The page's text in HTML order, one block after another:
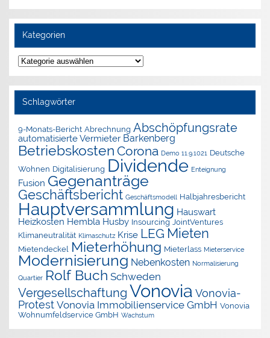
Kategorien
Kategorien
Schlagwörter
9-Monats-Bericht Abrechnung Abschöpfungsrate
automatisierte Vermieter Barkenberg
Betriebskosten Corona Demo 11.9.1021 Deutsche
Wohnen Digitalisierung Dividende Enteignung
Fusion Gegenanträge
Geschäftsbericht Geschäftsmodell Halbjahresbericht
Hauptversammlung Hauswart
Heizkosten Hembla Husby Insourcing JointVentures
Klimaneutralität Klimaschutz Krise LEG Mieten
Mietendeckel Mieterhöhung Mieterlass Mieterservice
Modernisierung Nebenkosten Normalisierung
Quartier Rolf Buch Schweden
Vergesellschaftung Vonovia Vonovia-
Protest Vonovia Immobilienservice GmbH Vonovia
Wohnumfeldservice GmbH Wachstum